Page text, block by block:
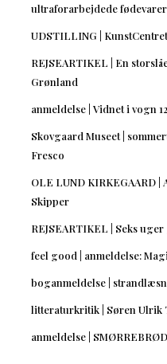
ultraforarbejdede fødevarer
UDSTILLING |
REJSEARTIKEL | En
Grønland
anmeldelse | Vidnet i vogn
Skovgaard Museet |
Fresco
OLE LUND KIRKEGAARD
Skipper
REJSEARTIKEL | Seks
feel good | anmeldelse:
boganmeldelse |
litteraturkritik | Søren Ulrik
anmeldelse |